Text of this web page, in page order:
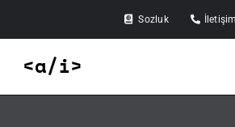
Sozluk İletişim